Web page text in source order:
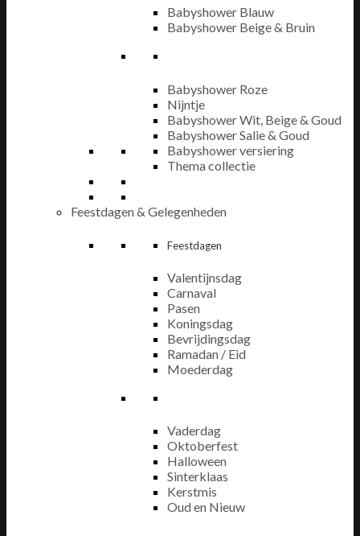
Babyshower Blauw
Babyshower Beige & Bruin
Babyshower Roze
Nijntje
Babyshower Wit, Beige & Goud
Babyshower Salie & Goud
Babyshower versiering
Thema collectie
Feestdagen & Gelegenheden
Feestdagen
Valentijnsdag
Carnaval
Pasen
Koningsdag
Bevrijdingsdag
Ramadan / Eid
Moederdag
Vaderdag
Oktoberfest
Halloween
Sinterklaas
Kerstmis
Oud en Nieuw